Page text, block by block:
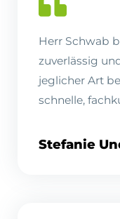
Herr Schwab
zuverlässig
jeglicher Art
schnelle,
Stefanie